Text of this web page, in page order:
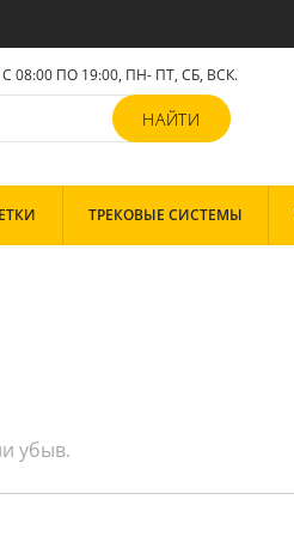
С 08:00 ПО 19:00, ПН- ПТ, СБ, ВСК.
ТРЕКОВЫЕ СИСТЕМЫ